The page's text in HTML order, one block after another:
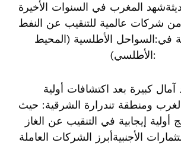
المغرب في السنوات الأخيرة
من شركات عالمية للتنقيب عن النفط
في:السواحل الأطلسية (المحيط
الأطلسي):
كبيرة بعد اكتشافات أولية
ومنطقة تندرارة الشرقية: حيث
أولية إيجابية في التنقيب عن الغاز
الاستثمارات الأجنبيةأبرز الشركات العاملة